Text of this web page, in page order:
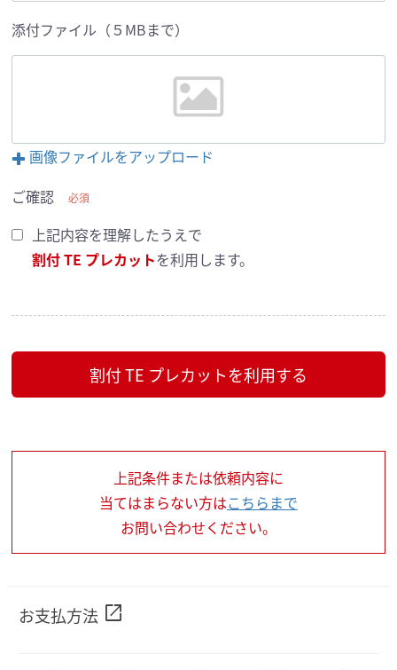
添付ファイル（５MBまで）
画像ファイルをアップロード
ご確認
必須
上記内容を理解したうえで
割付 TE プレカットを利用します。
割付 TE プレカットを利用する
上記条件または依頼内容に
当てはまらない方はこちらまで
お問い合わせください。
お支払方法 open_in_new